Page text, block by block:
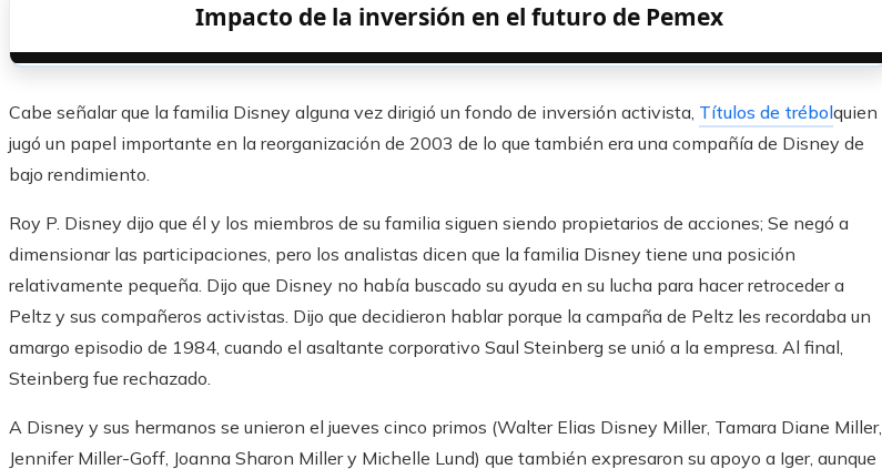
Impacto de la inversión en el futuro de Pemex
Cabe señalar que la familia Disney alguna vez dirigió un fondo de inversión activista, Títulos de trébolquien
jugó un papel importante en la reorganización de 2003 de lo que también era una compañía de Disney de
bajo rendimiento.
Roy P. Disney dijo que él y los miembros de su familia siguen siendo propietarios de acciones; Se negó a
dimensionar las participaciones, pero los analistas dicen que la familia Disney tiene una posición
relativamente pequeña. Dijo que Disney no había buscado su ayuda en su lucha para hacer retroceder a
Peltz y sus compañeros activistas. Dijo que decidieron hablar porque la campaña de Peltz les recordaba un
amargo episodio de 1984, cuando el asaltante corporativo Saul Steinberg se unió a la empresa. Al final,
Steinberg fue rechazado.
A Disney y sus hermanos se unieron el jueves cinco primos (Walter Elias Disney Miller, Tamara Diane Miller,
Jennifer Miller-Goff, Joanna Sharon Miller y Michelle Lund) que también expresaron su apoyo a Iger, aunque